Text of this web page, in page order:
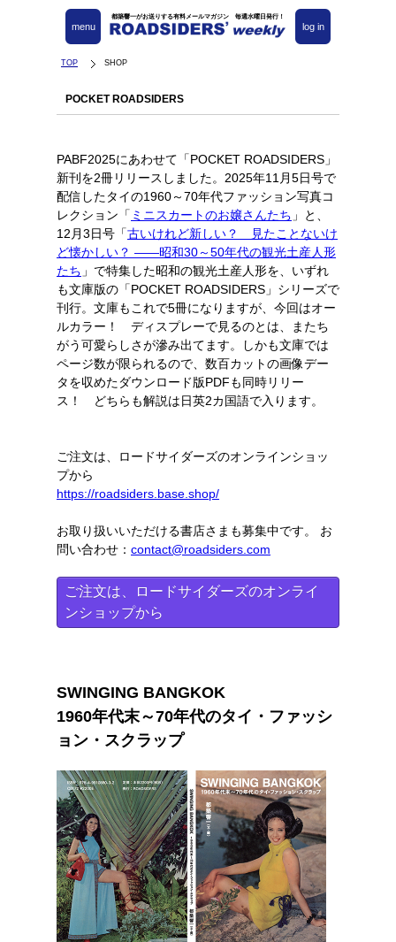
都築響一がお送りする有料メールマガジン 毎週水曜日発行！
log in
menu
TOP SHOP
POCKET ROADSIDERS
PABF2025にあわせて「POCKET ROADSIDERS」
新刊を2冊リリースしました。2025年11月5日号で
配信したタイの1960～70年代ファッション写真コ
レクション「 ミニスカートのお嬢さんたち 」と、
12月3日号「古いけれど新しい？ 見たことないけ
ど懐かしい？ ――昭和30～50年代の観光土産人形
たち 」で特集した昭和の観光土産人形を、いずれ
も文庫版の「POCKET ROADSIDERS」シリーズで
刊行。文庫もこれで5冊になりますが、今回はオー
ルカラー！ ディスプレーで見るのとは、またち
がう可愛らしさが滲み出てます。しかも文庫では
ページ数が限られるので、数百カットの画像デー
タを収めたダウンロード版PDFも同時リリー
ス！ どちらも解説は日英2カ国語で入ります。
ご注文は、ロードサイダーズのオンラインショッ
プから
https://roadsiders.base.shop/
お取り扱いいただける書店さまも募集中です。 お
問い合わせ： contact@roadsiders.com
ご注文は、ロードサイダーズのオンライ
ンショップから
SWINGING BANGKOK
1960年代末～70年代のタイ・ファッシ
ョン・スクラップ